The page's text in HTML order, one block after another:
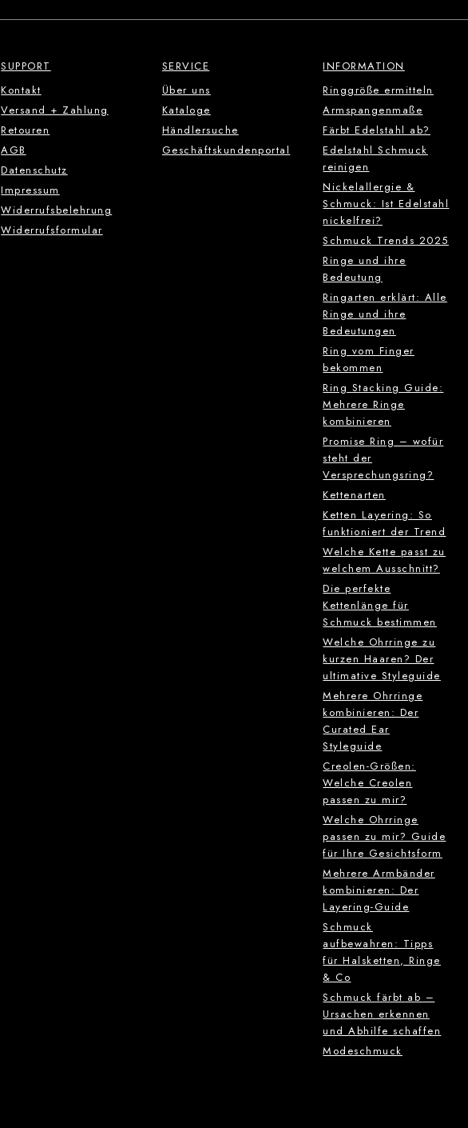
SUPPORT
Kontakt
Versand + Zahlung
Retouren
AGB
Datenschutz
Impressum
Widerrufsbelehrung
Widerrufsformular
SERVICE
Über uns
Kataloge
Händlersuche
Geschäftskundenportal
INFORMATION
Ringgröße ermitteln
Armspangenmaße
Färbt Edelstahl ab?
Edelstahl Schmuck
reinigen
Nickelallergie &
Schmuck: Ist Edelstahl
nickelfrei?
Schmuck Trends 2025
Ringe und ihre
Bedeutung
Ringarten erklärt: Alle
Ringe und ihre
Bedeutungen
Ring vom Finger
bekommen
Ring Stacking Guide:
Mehrere Ringe
kombinieren
Promise Ring – wofür
steht der
Versprechungsring?
Kettenarten
Ketten Layering: So
funktioniert der Trend
Welche Kette passt zu
welchem Ausschnitt?
Die perfekte
Kettenlänge für
Schmuck bestimmen
Welche Ohrringe zu
kurzen Haaren? Der
ultimative Styleguide
Mehrere Ohrringe
kombinieren: Der
Curated Ear
Styleguide
Creolen-Größen:
Welche Creolen
passen zu mir?
Welche Ohrringe
passen zu mir? Guide
für Ihre Gesichtsform
Mehrere Armbänder
kombinieren: Der
Layering-Guide
Schmuck
aufbewahren: Tipps
für Halsketten, Ringe
& Co
Schmuck färbt ab –
Ursachen erkennen
und Abhilfe schaffen
Modeschmuck